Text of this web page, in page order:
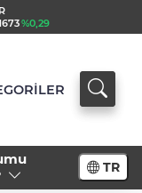
%0,39
TR